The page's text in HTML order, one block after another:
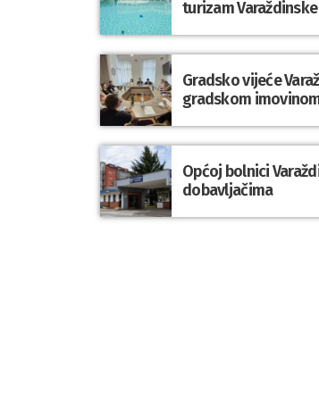
turizam
Gradsko vijeće
gradskom
Općoj bolnici
dobavljačima